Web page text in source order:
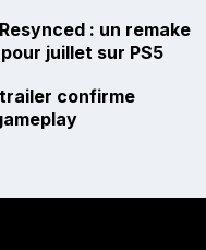
: un remake
juillet sur PS5
confirme